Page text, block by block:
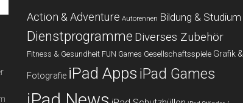
Action & Adventure Autorennen Bildung & Studium
Dienstprogramme Diverses Zubehör
Fitness & Gesundheit FUN Games Gesellschaftsspiele Grafik &
Fotografie iPad Apps iPad Games